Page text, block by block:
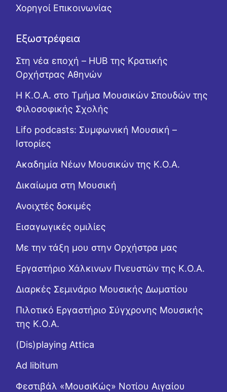
Χορηγοί Επικοινωνίας
Εξωστρέφεια
Στη νέα εποχή – HUB της Κρατικής
Ορχήστρας Αθηνών
Η Κ.Ο.Α. στο Τμήμα Μουσικών Σπουδών της
Φιλοσοφικής Σχολής
Lifo podcasts: Συμφωνική Μουσική –
Ιστορίες
Ακαδημία Νέων Μουσικών της Κ.Ο.Α.
Δικαίωμα στη Μουσική
Ανοιχτές δοκιμές
Εισαγωγικές ομιλίες
Με την τάξη μου στην Ορχήστρα μας
Εργαστήριo Χάλκινων Πνευστών της Κ.Ο.Α.
Διαρκές Σεμινάριο Μουσικής Δωματίου
Πιλοτικό Εργαστήριο Σύγχρονης Μουσικής
της Κ.Ο.Α.
(Dis)playing Attica
Ad libitum
Φεστιβάλ «ΜουσιΚώς» Νοτίου Αιγαίου